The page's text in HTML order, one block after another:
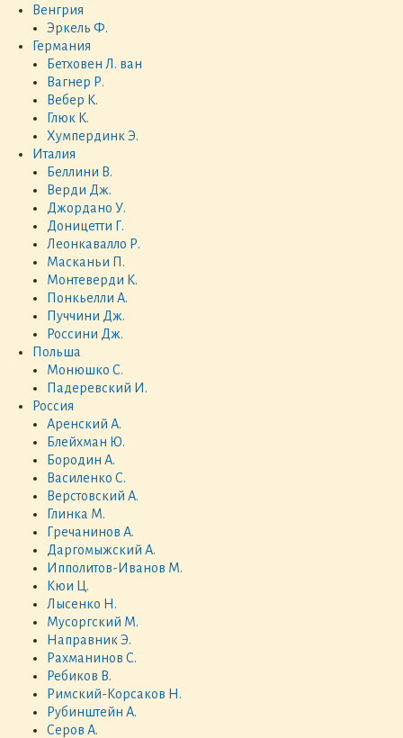
Венгрия
Эркель Ф.
Германия
Бетховен Л. ван
Вагнер Р.
Вебер К.
Глюк К.
Хумпердинк Э.
Италия
Беллини В.
Верди Дж.
Джордано У.
Доницетти Г.
Леонкавалло Р.
Масканьи П.
Монтеверди К.
Понкьелли А.
Пуччини Дж.
Россини Дж.
Польша
Монюшко С.
Падеревский И.
Россия
Аренский А.
Блейхман Ю.
Бородин А.
Василенко С.
Верстовский А.
Глинка М.
Гречанинов А.
Даргомыжский А.
Ипполитов-Иванов М.
Кюи Ц.
Лысенко Н.
Мусоргский М.
Направник Э.
Рахманинов С.
Ребиков В.
Римский-Корсаков Н.
Рубинштейн А.
Серов А.